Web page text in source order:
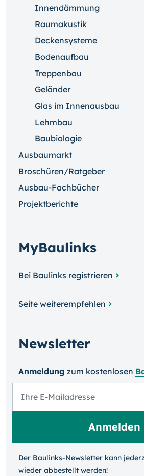
Innendämmung
Raumakustik
Deckensysteme
Bodenaufbau
Treppenbau
Geländer
Glas im Innenausbau
Lehmbau
Baubiologie
Ausbaumarkt
Broschüren/Ratgeber
Ausbau-Fachbücher
Projektberichte
MyBaulinks
Bei Baulinks registrieren
Seite weiterempfehlen
Newsletter
Anmeldung zum kosten­losen
Der Baulinks-Newsletter kann
wieder ab­bestellt werden!